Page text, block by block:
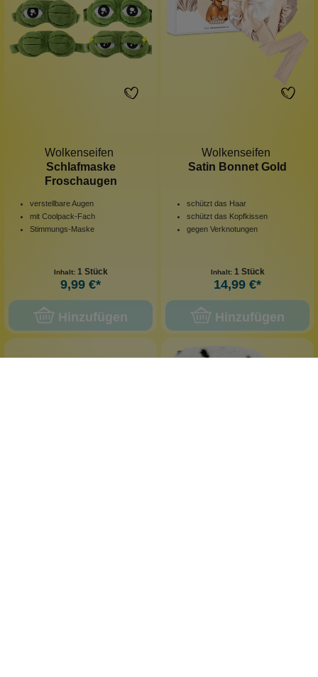
Wolkenseifen
Schlafmaske
Froschaugen
verstellbare Augen
mit Coolpack-Fach
Stimmungs-Maske
Inhalt: 1 Stück
9,99 €*
Hinzufügen
Wolkenseifen
Satin Bonnet Gold
schützt das Haar
schützt das Kopfkissen
gegen Verknotungen
Inhalt: 1 Stück
14,99 €*
Hinzufügen